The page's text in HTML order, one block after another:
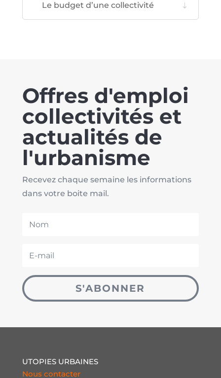
Le budget d’une collectivité
Offres d'emploi
collectivités et
actualités de
l'urbanisme
Recevez chaque semaine les informations
dans votre boite mail.
S'ABONNER
UTOPIES URBAINES
Nous contacter